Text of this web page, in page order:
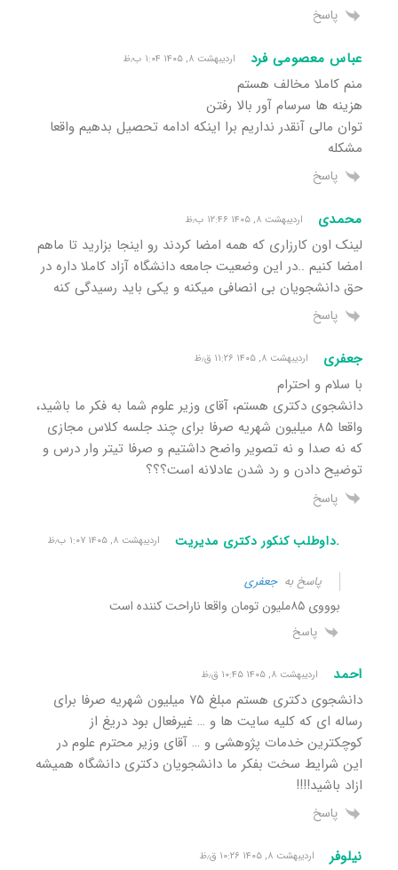
پاسخ
عباس معصومی فرد اردیبهشت ۸, ۱۴۰۵ ۱:۰۴ ب٫ظ
منم کاملا مخالف هستم
هزینه ها سرسام آور بالا رفتن
توان مالی آنقدر نداریم برا اینکه ادامه تحصیل بدهیم واقعا
مشکله
پاسخ
محمدی اردیبهشت ۸, ۱۴۰۵ ۱۲:۴۶ ب٫ظ
لینک اون کارزاری که همه امضا کردند رو اینجا بزارید تا ماهم
امضا کنیم ..در این وضعیت جامعه دانشگاه آزاد کاملا داره در
حق دانشجویان بی انصافی میکنه و یکی باید رسیدگی کنه
پاسخ
جعفری اردیبهشت ۸, ۱۴۰۵ ۱۱:۲۶ ق٫ظ
با سلام و احترام
دانشجوی دکتری هستم، آقای وزیر علوم شما به فکر ما باشید،
واقعا ۸۵ میلیون شهریه صرفا برای چند جلسه کلاس مجازی
که نه صدا و نه تصویر واضح داشتیم و صرفا تیتر وار درس و
توضیح دادن و رد شدن عادلانه است؟؟؟
پاسخ
.داوطلب کنکور دکتری مدیریت اردیبهشت ۸, ۱۴۰۵ ۱:۰۷ ب٫ظ
پاسخ بهجعفری
بوووی ۸۵ملیون تومان واقعا ناراحت کننده است
پاسخ
احمد اردیبهشت ۸, ۱۴۰۵ ۱۰:۴۵ ق٫ظ
دانشجوی دکتری هستم مبلغ ۷۵ میلیون شهریه صرفا برای
رساله ای که کلیه سایت ها و … غیرفعال بود دریغ از
کوچکترین خدمات پژوهشی و … آقای وزیر محترم علوم در
این شرایط سخت بفکر ما دانشجویان دکتری دانشگاه همیشه
ازاد باشید!!!!
پاسخ
نیلوفر اردیبهشت ۸, ۱۴۰۵ ۱۰:۲۶ ق٫ظ